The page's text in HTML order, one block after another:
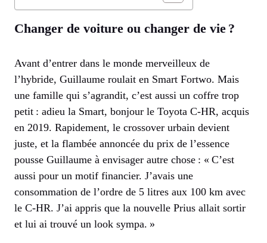
Changer de voiture ou changer de vie ?
Avant d’entrer dans le monde merveilleux de
l’hybride, Guillaume roulait en Smart Fortwo. Mais
une famille qui s’agrandit, c’est aussi un coffre trop
petit : adieu la Smart, bonjour le Toyota C-HR, acquis
en 2019. Rapidement, le crossover urbain devient
juste, et la flambée annoncée du prix de l’essence
pousse Guillaume à envisager autre chose : « C’est
aussi pour un motif financier. J’avais une
consommation de l’ordre de 5 litres aux 100 km avec
le C-HR. J’ai appris que la nouvelle Prius allait sortir
et lui ai trouvé un look sympa. »